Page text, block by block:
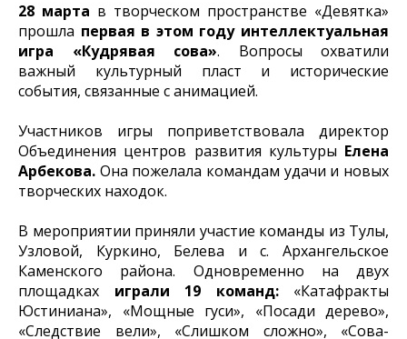
28 марта в творческом пространстве «Девятка»
прошла первая в этом году интеллектуальная
игра «Кудрявая сова». Вопросы охватили
важный культурный пласт и исторические
события, связанные с анимацией.
Участников игры поприветствовала директор
Объединения центров развития культуры Елена
Арбекова. Она пожелала командам удачи и новых
творческих находок.
В мероприятии приняли участие команды из Тулы,
Узловой, Куркино, Белева и с. Архангельское
Каменского района. Одновременно на двух
площадках играли 19 команд:«Катафракты
Юстиниана», «Мощные гуси», «Посади дерево»,
«Следствие вели», «Слишком сложно», «Сова-